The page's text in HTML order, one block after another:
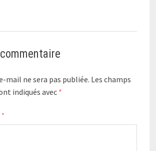
mail ne sera pas publiée. Les champs
indiqués avec *
*